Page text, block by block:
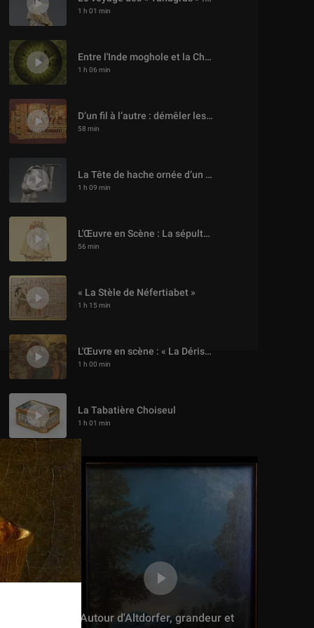
1 h 01 min
Entre l'Inde moghole et la Chine impériale : la coupe en jade de l’empereur Qianlong
1 h 06 min
D’un fil à l’autre : démêler les énigmes du Suaire de saint Josse
58 min
La Tête de hache ornée d’un démon à tête d’oiseau et le Taureau sauvage agenouillé
1 h 09 min
L'Œuvre en Scène : La sépulture de Thaïs d'Antinoé conservée au musée du Louvre
56 min
« La Stèle de Néfertiabet »
1 h 15 min
L'Œuvre en scène : « La Dérision du Christ » de Cimabue
1 h 00 min
La Tabatière Choiseul
1 h 01 min
L'Œuvre en scène : « Marine Terrace » de Victor Hugo
« La Vierge à l'Enfant » de Michel Colombe
1 h 07 min
« La maquette du complexe du Saint-Sépulcre de Jérusalem »
Autour d'Altdorfer, grandeur et